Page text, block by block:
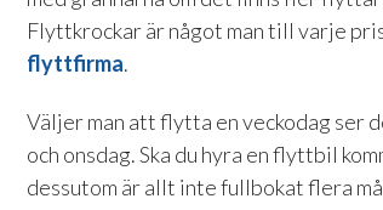
Flyttkrockar är något man till varje
flyttfirma.
Väljer man att flytta en veckodag ser
och onsdag. Ska du hyra en flyttbil
dessutom är allt inte fullbokat flera